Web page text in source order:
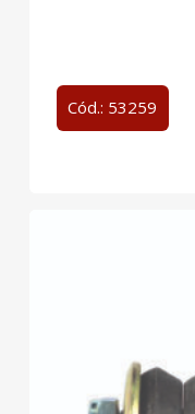
Cód.: 53259